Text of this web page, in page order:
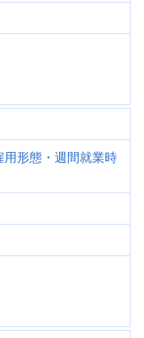
形態・週間就業時